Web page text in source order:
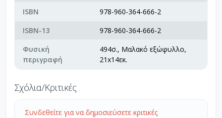
ISBN
978-960-364-666-2
ISBN-13
978-960-364-666-2
Φυσική
περιγραφή
494σ., Μαλακό εξώφυλλο,
21x14εκ.
Σχόλια/Κριτικές
Συνδεθείτε για να δημοσιεύσετε κριτικές